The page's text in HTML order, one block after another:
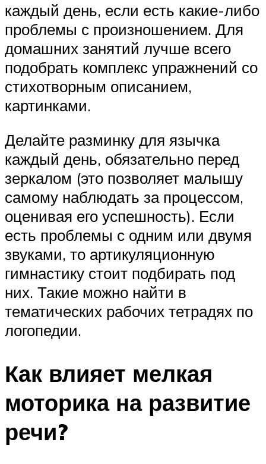
каждый день, если есть какие-либо
проблемы с произношением. Для
домашних занятий лучше всего
подобрать комплекс упражнений со
стихотворным описанием,
картинками.
Делайте разминку для язычка
каждый день, обязательно перед
зеркалом (это позволяет малышу
самому наблюдать за процессом,
оценивая его успешность). Если
есть проблемы с одним или двумя
звуками, то артикуляционную
гимнастику стоит подбирать под
них. Такие можно найти в
тематических рабочих тетрадях по
логопедии.
Как влияет мелкая
моторика на развитие
речи?